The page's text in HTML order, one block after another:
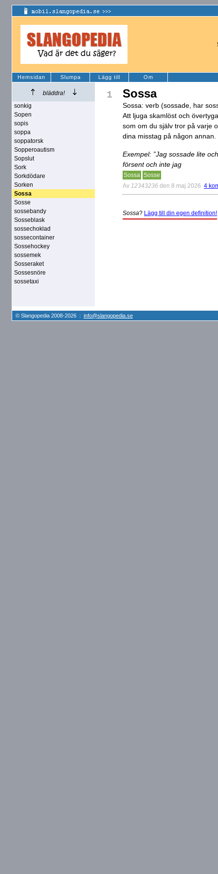
Hemsidan Slumpa Lägg till Om
bläddra!
sonkig
Sopen
sopis
soppa
soppatorsk
Sopperoautism
Sopslut
Sork
Sorkdödare
Sorken
Sossa
Sosse
sossebandy
Sosseblask
sossechoklad
sossecontainer
Sossehockey
sossemek
Sosseraket
Sossesnöre
sossetaxi
1 Sossa
Sossa: verb (sossade, har
Att ljuga skamlöst och
som om du själv tror på varje
dina misstag på någon annan.
Exempel: ”Jag sossade lite
försent och inte jag
Sossa Sosse
Av 12343236 den 8 maj 2026 4
Sossa? Lägg till din egen definition!
© Slangopedia 2008-2026 : info@slangopedia.se